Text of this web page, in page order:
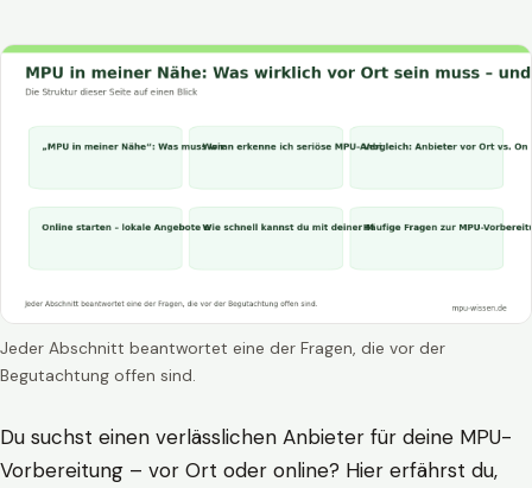
Jeder Abschnitt beantwortet eine der Fragen, die vor der
Begutachtung offen sind.
Du suchst einen verlässlichen Anbieter für deine MPU-
Vorbereitung – vor Ort oder online? Hier erfährst du,